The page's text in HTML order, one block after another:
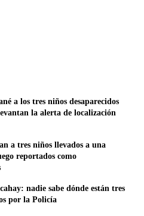
a los tres niños desaparecidos
la alerta de localización
a tres niños llevados a una
reportados como
nadie sabe dónde están tres
por la Policía